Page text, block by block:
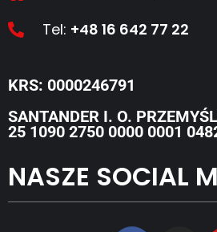
Tel: +48 16 642 77 22
KRS: 0000246791
SANTANDER I. O. PRZEMYŚL
25 1090 2750 0000 0001
NASZE SOCIAL